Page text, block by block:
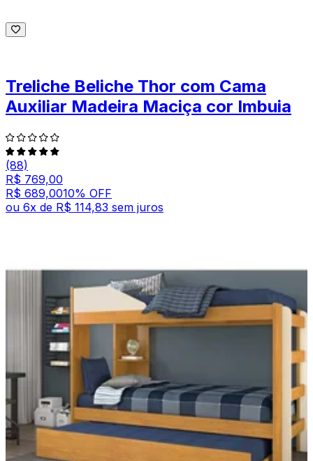
Treliche Beliche Thor com Cama
Auxiliar Madeira Maciça cor Imbuia
(88)
R$ 769,00
R$ 689,0010% OFF
ou 6x de R$ 114,83 sem juros